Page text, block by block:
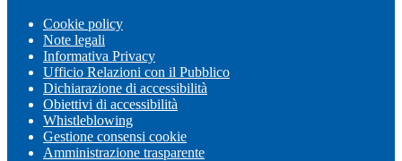
Cookie policy
Note legali
Informativa Privacy
Ufficio Relazioni con il Pubblico
Dichiarazione di accessibilità
Obiettivi di accessibilità
Whistleblowing
Gestione consensi cookie
Amministrazione trasparente